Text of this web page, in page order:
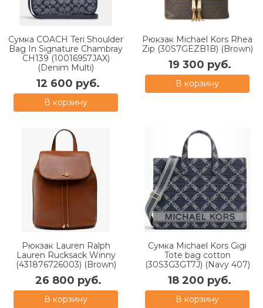
Сумка COACH Teri Shoulder
Bag In Signature Chambray
CH139 (10016957JAX)
(Denim Multi)
12 600 руб.
В корзину
Рюкзак Michael Kors Rhea
Zip (30S7GEZB1B) (Brown)
19 300 руб.
В корзину
Рюкзак Lauren Ralph
Lauren Rucksack Winny
(431876726003) (Brown)
26 800 руб.
В корзину
Сумка Michael Kors Gigi
Tote bag cotton
(30S3G3GT7J) (Navy 407)
18 200 руб.
В корзину